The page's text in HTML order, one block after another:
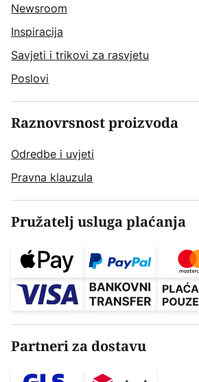
Newsroom
Inspiracija
Savjeti i trikovi za rasvjetu
Poslovi
Raznovrsnost proizvoda
Odredbe i uvjeti
Pravna klauzula
Pružatelj usluga plaćanja
Partneri za dostavu